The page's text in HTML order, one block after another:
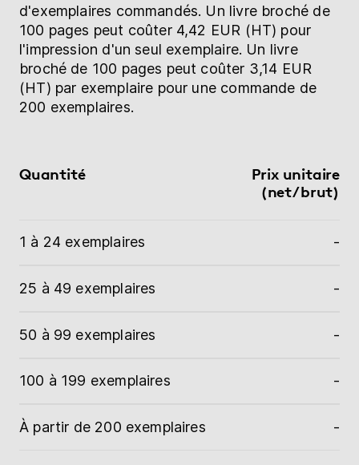
d'exemplaires commandés. Un livre broché de
100 pages peut coûter 4,42 EUR (HT) pour
l'impression d'un seul exemplaire. Un livre
broché de 100 pages peut coûter 3,14 EUR
(HT) par exemplaire pour une commande de
200 exemplaires.
Quantité
Prix unitaire
(net/brut)
1 à 24 exemplaires -
25 à 49 exemplaires -
50 à 99 exemplaires -
100 à 199 exemplaires -
À partir de 200 exemplaires -